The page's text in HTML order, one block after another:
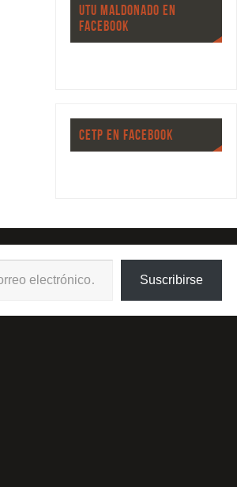
UTU MALDONADO EN
FACEBOOK
CETP EN FACEBOOK
Suscribirse